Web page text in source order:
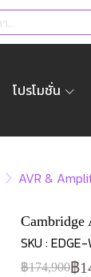
โปรโมชั่น
AVR &
SKU :
฿174,900฿